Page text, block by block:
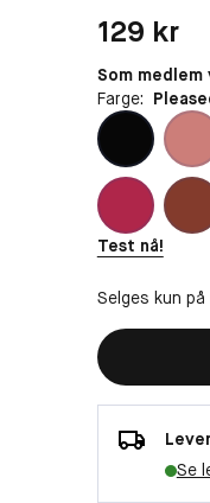
Farge:
Test nå!
Pris: 129 kr
129 kr
Som
Selges kun
Se